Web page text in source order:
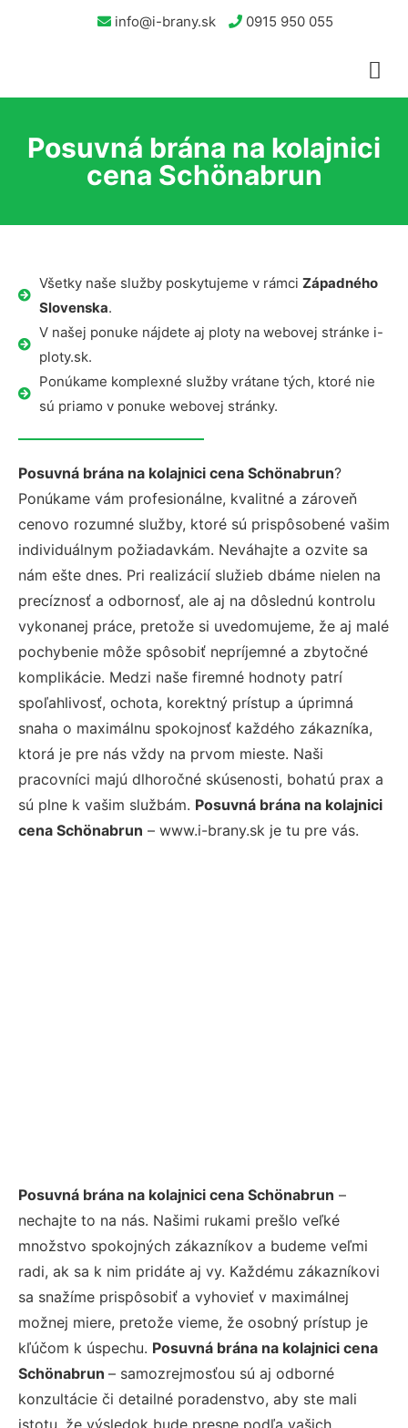
info@i-brany.sk 0915 950 055
Posuvná brána na kolajnici
cena Schönabrun
Všetky naše služby poskytujeme v rámci Západného
Slovenska.
V našej ponuke nájdete aj ploty na webovej stránke i-
ploty.sk.
Ponúkame komplexné služby vrátane tých, ktoré nie
sú priamo v ponuke webovej stránky.
Posuvná brána na kolajnici cena Schönabrun?
Ponúkame vám profesionálne, kvalitné a zároveň
cenovo rozumné služby, ktoré sú prispôsobené vašim
individuálnym požiadavkám. Neváhajte a ozvite sa
nám ešte dnes. Pri realizácií služieb dbáme nielen na
precíznosť a odbornosť, ale aj na dôslednú kontrolu
vykonanej práce, pretože si uvedomujeme, že aj malé
pochybenie môže spôsobiť nepríjemné a zbytočné
komplikácie. Medzi naše firemné hodnoty patrí
spoľahlivosť, ochota, korektný prístup a úprimná
snaha o maximálnu spokojnosť každého zákazníka,
ktorá je pre nás vždy na prvom mieste. Naši
pracovníci majú dlhoročné skúsenosti, bohatú prax a
sú plne k vašim službám. Posuvná brána na kolajnici
cena Schönabrun – www.i-brany.sk je tu pre vás.
Posuvná brána na kolajnici cena Schönabrun –
nechajte to na nás. Našimi rukami prešlo veľké
množstvo spokojných zákazníkov a budeme veľmi
radi, ak sa k nim pridáte aj vy. Každému zákazníkovi
sa snažíme prispôsobiť a vyhovieť v maximálnej
možnej miere, pretože vieme, že osobný prístup je
kľúčom k úspechu. Posuvná brána na kolajnici cena
Schönabrun – samozrejmosťou sú aj odborné
konzultácie či detailné poradenstvo, aby ste mali
istotu, že výsledok bude presne podľa vašich